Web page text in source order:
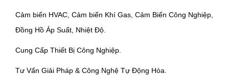
Cảm biến HVAC, Cảm biến Khí Gas, Cảm Biến Công Nghiệp,
Đồng Hồ Áp Suất, Nhiệt Độ.
Cung Cấp Thiết Bị Công Nghiệp.
Tư Vấn Giải Pháp & Công Nghệ Tự Động Hóa.